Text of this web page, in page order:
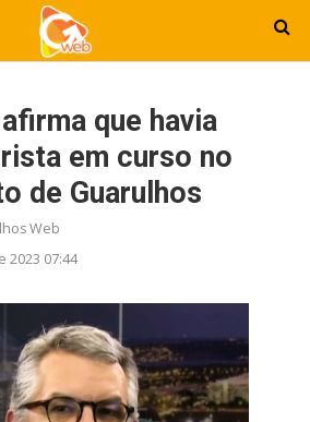
que havia
em curso no
de Guarulhos
Web
2023 07:44